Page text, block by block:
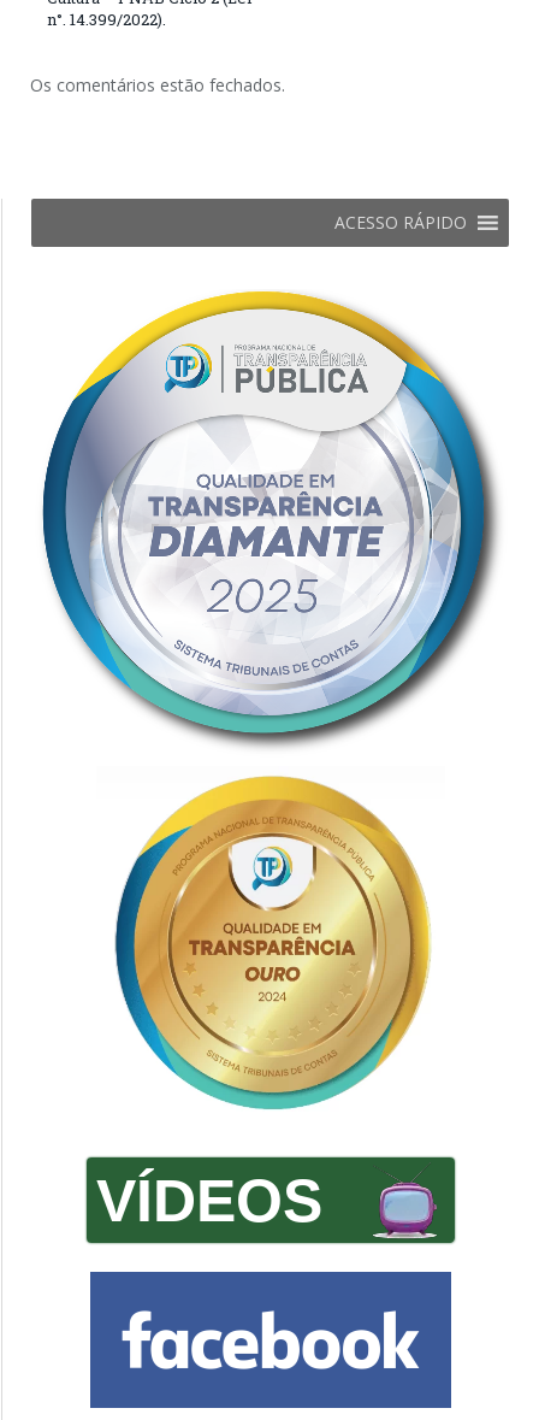
n°. 14.399/2022).
Os comentários estão fechados.
ACESSO RÁPIDO
VÍDEOS